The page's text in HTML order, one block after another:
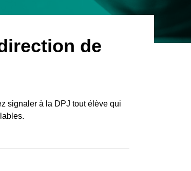
de
signaler à la DPJ tout élève qui